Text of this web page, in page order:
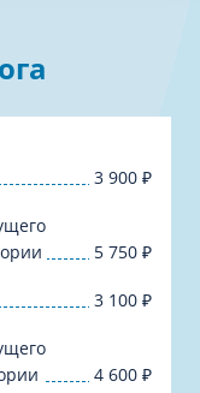
3 900 ₽
5 750 ₽
3 100 ₽
4 600 ₽